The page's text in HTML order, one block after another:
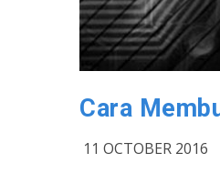
Cara
11 OCTOBER 2016